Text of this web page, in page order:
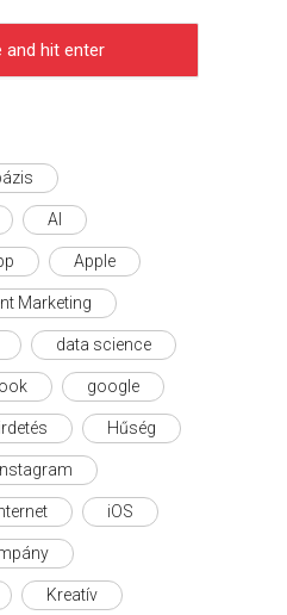
AI
Apple
Marketing
data science
google
Hűség
iOS
Kreatív